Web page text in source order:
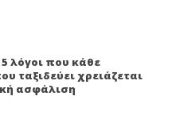
λόγοι που κάθε
ταξιδεύει χρειάζεται
ασφάλιση